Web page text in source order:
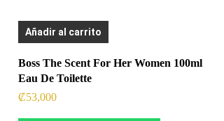
Añadir al carrito
Boss The Scent For Her Women 100ml
Eau De Toilette
₡53,000